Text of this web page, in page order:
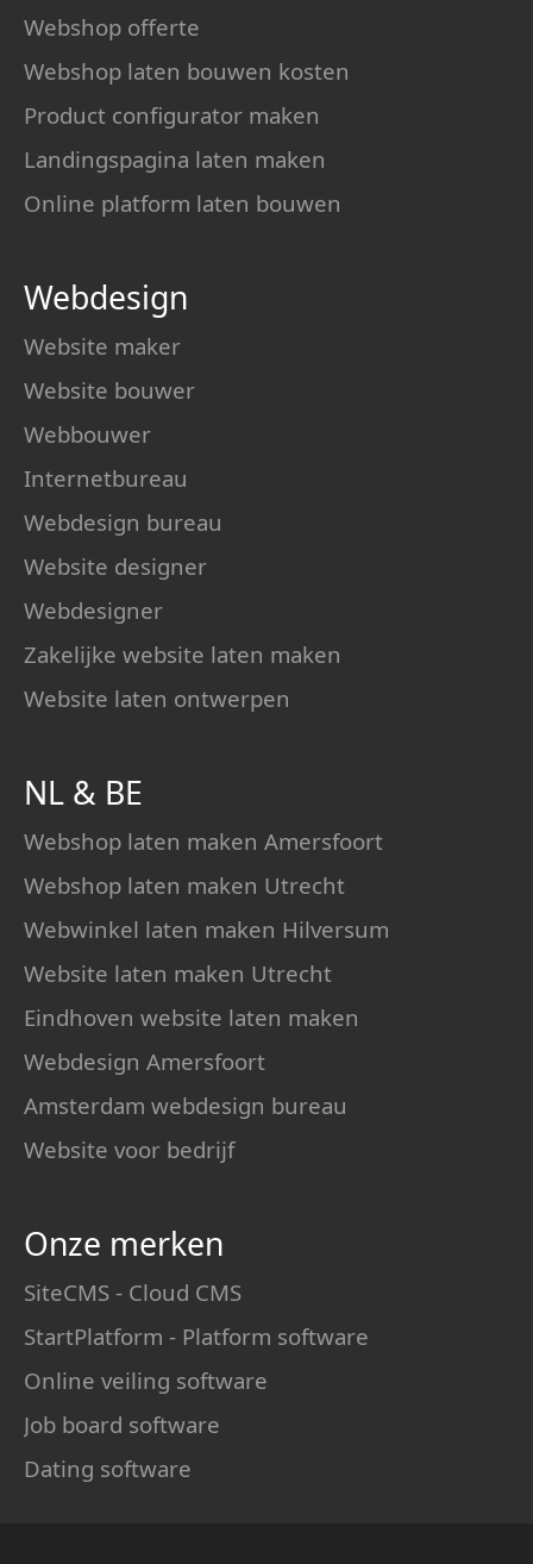
Webshop offerte
Webshop laten bouwen kosten
Product configurator maken
Landingspagina laten maken
Online platform laten bouwen
Webdesign
Website maker
Website bouwer
Webbouwer
Internetbureau
Webdesign bureau
Website designer
Webdesigner
Zakelijke website laten maken
Website laten ontwerpen
NL & BE
Webshop laten maken Amersfoort
Webshop laten maken Utrecht
Webwinkel laten maken Hilversum
Website laten maken Utrecht
Eindhoven website laten maken
Webdesign Amersfoort
Amsterdam webdesign bureau
Website voor bedrijf
Onze merken
SiteCMS - Cloud CMS
StartPlatform - Platform software
Online veiling software
Job board software
Dating software